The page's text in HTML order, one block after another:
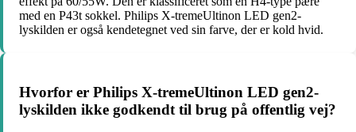
med en P43t sokkel. Philips X-tremeUltinon LED gen2-
lyskilden er også kendetegnet ved sin farve, der er kold hvid.
Hvorfor er Philips X-tremeUltinon LED gen2-
lyskilden ikke godkendt til brug på offentlig vej?